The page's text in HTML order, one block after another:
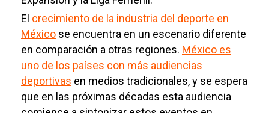
El crecimiento de la industria del deporte en
México se encuentra en un escenario diferente
en comparación a otras regiones. México es
uno de los países con más audiencias
deportivas en medios tradicionales, y se espera
que en las próximas décadas esta audiencia